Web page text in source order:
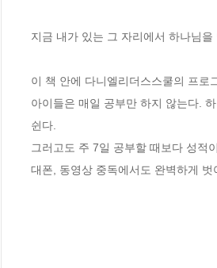
지금 내가 있는 그 자리에서 하나님을
이 책 안에 다니엘리더스스쿨의 프로
아이들은 매일 공부만 하지 않는다.
쉰다.
그러고도 주 7일 공부할 때보다 성적
대폰, 동영상 중독에서도 완벽하게